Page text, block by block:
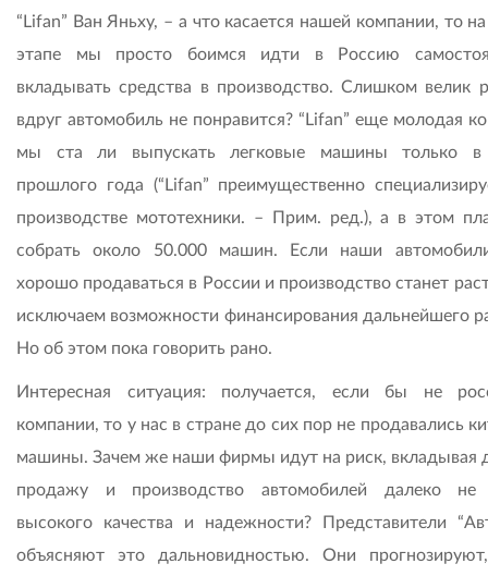
“Lifan” Ван Яньху, – а что касается нашей компании, то
этапе мы просто боимся идти в Россию
вкладывать средства в производство. Cлишком велик
вдруг автомобиль не понравится? “Lifan” еще молодая
мы ста ли выпускать легковые машины только в
прошлого года (“Lifan” преимущественно
производстве мототехники. – Прим. ред.), а в этом
собрать около 50.000 машин. Если наши
хорошо продаваться в России и производство станет
исключаем возможности финансирования дальнейшего
Но об этом пока говорить рано.
Интересная ситуация: получается, если бы не
компании, то у нас в стране до сих пор не продавались
машины. Зачем же наши фирмы идут на риск, вкладывая
продажу и производство автомобилей далеко не
высокого качества и надежности? Представители
объясняют это дальновидностью. Они